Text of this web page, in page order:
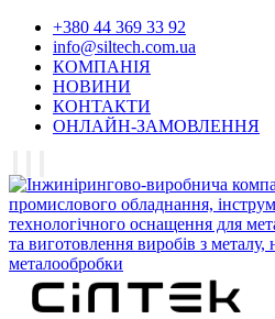
+380 44 369 33 92
info@siltech.com.ua
КОМПАНІЯ
НОВИНИ
КОНТАКТИ
ОНЛАЙН-ЗАМОВЛЕННЯ